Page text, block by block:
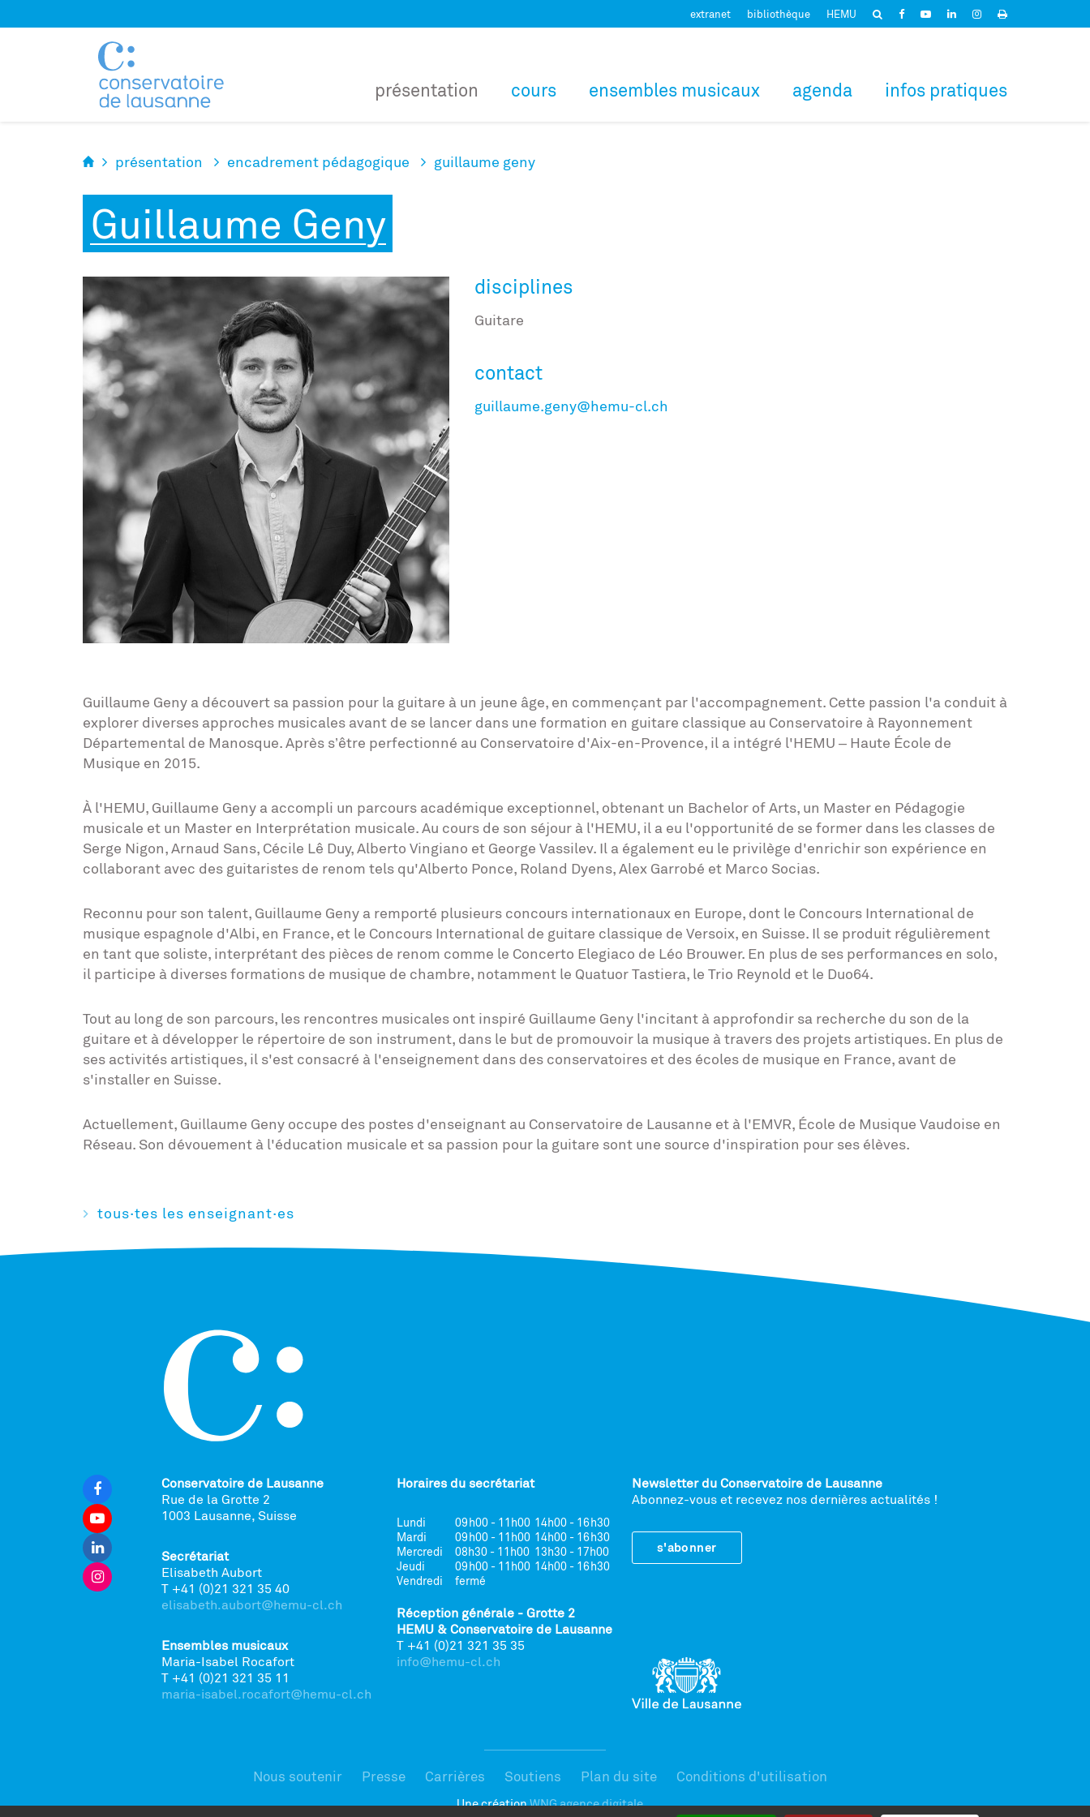
extranet bibliothèque HEMU
présentation cours ensembles musicaux agenda infos pratiques
présentation encadrement pédagogique guillaume geny
Guillaume Geny
disciplines
Guitare
contact
guillaume.geny@hemu-cl.ch
Guillaume Geny a découvert sa passion pour la guitare à un jeune âge, en commençant par l'accompagnement. Cette passion l'a conduit à
explorer diverses approches musicales avant de se lancer dans une formation en guitare classique au Conservatoire à Rayonnement
Départemental de Manosque. Après s’être perfectionné au Conservatoire d'Aix-en-Provence, il a intégré l'HEMU – Haute École de
Musique en 2015.
À l'HEMU, Guillaume Geny a accompli un parcours académique exceptionnel, obtenant un Bachelor of Arts, un Master en Pédagogie
musicale et un Master en Interprétation musicale. Au cours de son séjour à l'HEMU, il a eu l'opportunité de se former dans les classes de
Serge Nigon, Arnaud Sans, Cécile Lê Duy, Alberto Vingiano et George Vassilev. Il a également eu le privilège d'enrichir son expérience en
collaborant avec des guitaristes de renom tels qu'Alberto Ponce, Roland Dyens, Alex Garrobé et Marco Socias.
Reconnu pour son talent, Guillaume Geny a remporté plusieurs concours internationaux en Europe, dont le Concours International de
musique espagnole d'Albi, en France, et le Concours International de guitare classique de Versoix, en Suisse. Il se produit régulièrement
en tant que soliste, interprétant des pièces de renom comme le Concerto Elegiaco de Léo Brouwer. En plus de ses performances en solo,
il participe à diverses formations de musique de chambre, notamment le Quatuor Tastiera, le Trio Reynold et le Duo64.
Tout au long de son parcours, les rencontres musicales ont inspiré Guillaume Geny l'incitant à approfondir sa recherche du son de la
guitare et à développer le répertoire de son instrument, dans le but de promouvoir la musique à travers des projets artistiques. En plus de
ses activités artistiques, il s'est consacré à l'enseignement dans des conservatoires et des écoles de musique en France, avant de
s'installer en Suisse.
Actuellement, Guillaume Geny occupe des postes d'enseignant au Conservatoire de Lausanne et à l'EMVR, École de Musique Vaudoise en
Réseau. Son dévouement à l'éducation musicale et sa passion pour la guitare sont une source d'inspiration pour ses élèves.
tous·tes les enseignant·es
Conservatoire de Lausanne
Rue de la Grotte 2
1003 Lausanne, Suisse
Secrétariat
Elisabeth Aubort
T +41 (0)21 321 35 40
elisabeth.aubort@hemu-cl.ch
Ensembles musicaux
Maria-Isabel Rocafort
T +41 (0)21 321 35 11
maria-isabel.rocafort@hemu-cl.ch
Horaires du secrétariat
Lundi 09h00 - 11h00 14h00 - 16h30
Mardi
09h00 - 11h00 14h00 - 16h30
Mercredi
08h30 - 11h00 13h30 - 17h00
Jeudi
09h00 - 11h00 14h00 - 16h30
Vendredi
fermé
Réception générale - Grotte 2
HEMU & Conservatoire de Lausanne
T +41 (0)21 321 35 35
info@hemu-cl.ch
Newsletter du Conservatoire de Lausanne
Abonnez-vous et recevez nos dernières actualités !
s'abonner
Nous soutenir Presse Carrières Soutiens Plan du site Conditions d'utilisation
Une créationWNG agence digitale